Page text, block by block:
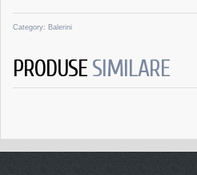
Category: Balerini
PRODUSE SIMILARE